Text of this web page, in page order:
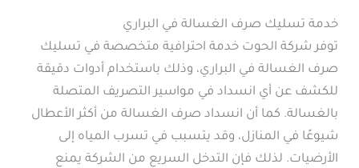
خدمة تسليك صرف الغسالة في البراري
توفر شركة الحوت خدمة احترافية متخصصة في تسليك
صرف الغسالة في البراري، وذلك باستخدام أدوات دقيقة
للكشف عن أي انسداد في مواسير التصريف المتصلة
بالغسالة. كما أن انسداد صرف الغسالة من أكثر الأعطال
شيوعًا في المنازل، وقد يتسبب في تسرب المياه إلى
الأرضيات. لذلك فإن التدخل السريع من الشركة يمنع